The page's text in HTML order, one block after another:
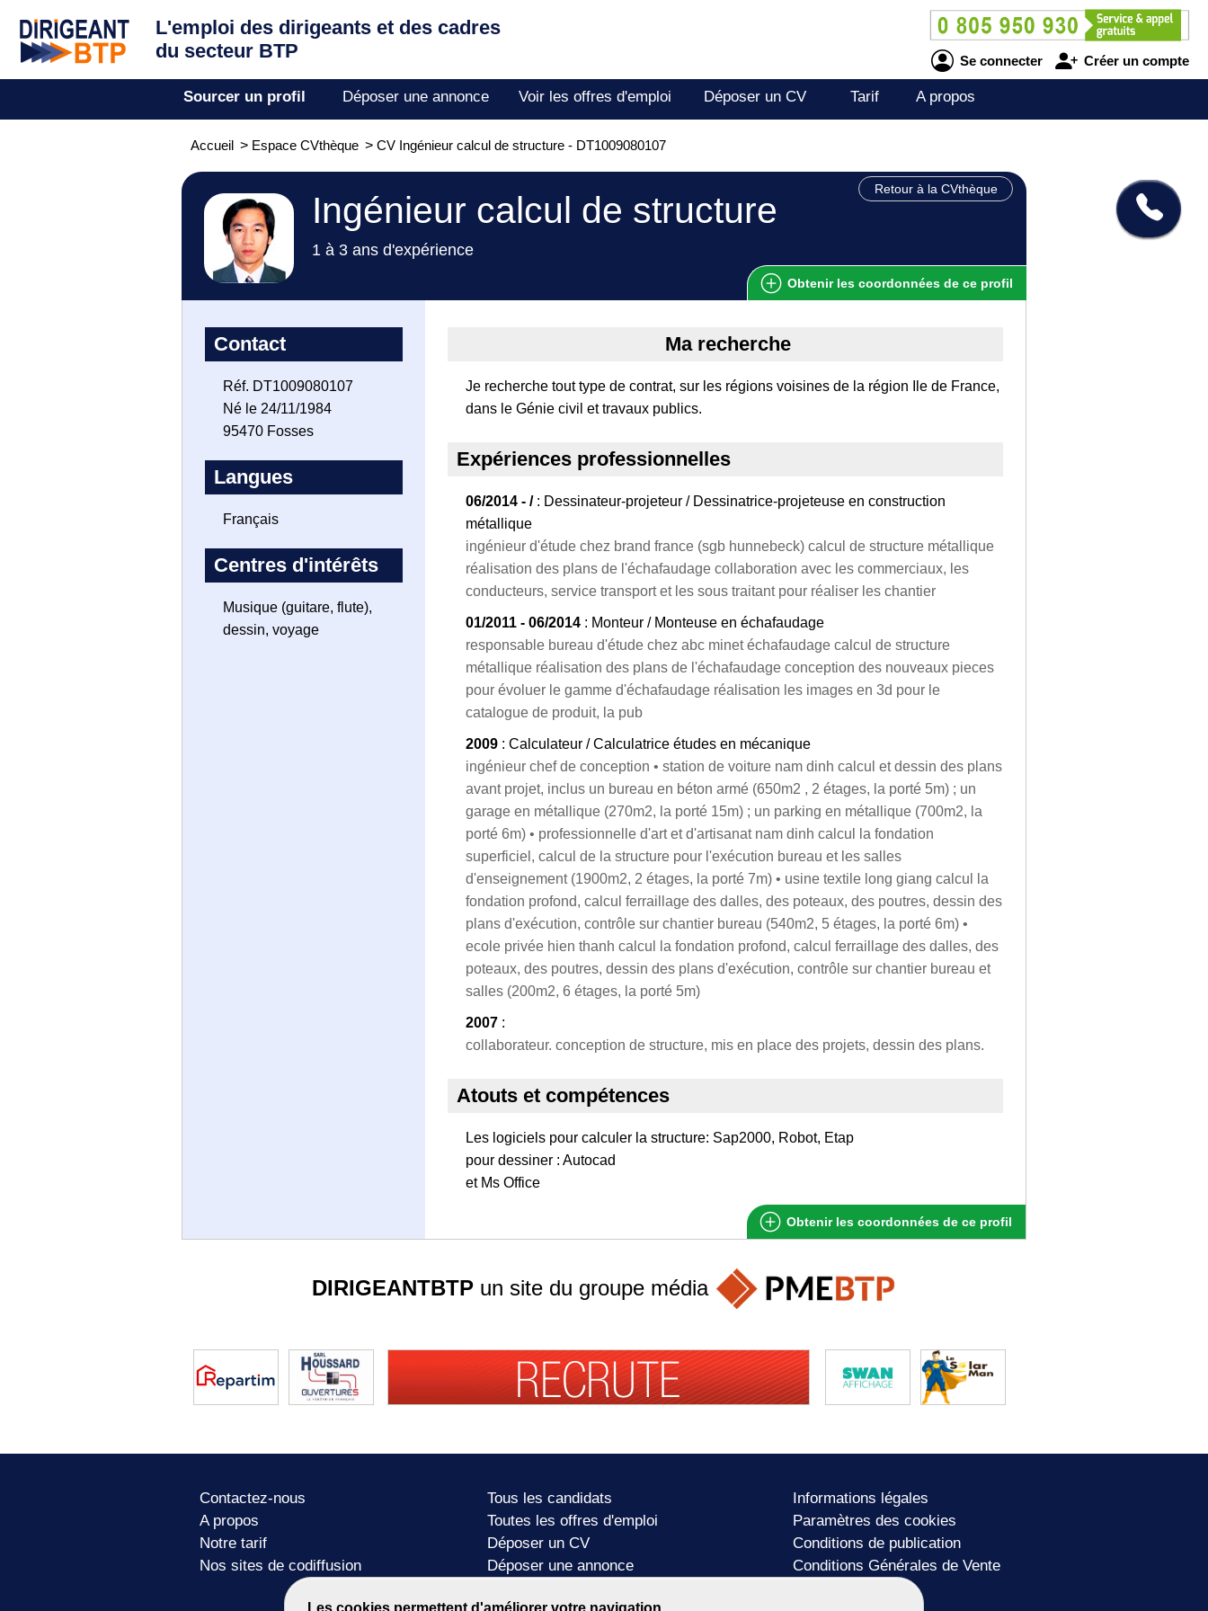
L'emploi des dirigeants et des cadres
du secteur BTP
Se connecter Créer un compte
Sourcer un profil Déposer une annonce Voir les offres d'emploi Déposer un CV Tarif A propos
Accueil > Espace CVthèque > CV Ingénieur calcul de structure - DT1009080107
Retour à la CVthèque
Ingénieur calcul de structure
1 à 3 ans d'expérience
Obtenir les coordonnées de ce profil
Contact
Réf. DT1009080107
Né le 24/11/1984
95470 Fosses
Langues
Français
Centres d'intérêts
Musique (guitare, flute),
dessin, voyage
Ma recherche
Je recherche tout type de contrat, sur les régions voisines de la région Ile de France,
dans le Génie civil et travaux publics.
Expériences professionnelles
06/2014 - /: Dessinateur-projeteur / Dessinatrice-projeteuse en construction
métallique
ingénieur d'étude chez brand france (sgb hunnebeck) calcul de structure métallique
réalisation des plans de l'échafaudage collaboration avec les commerciaux, les
conducteurs, service transport et les sous traitant pour réaliser les chantier
01/2011 - 06/2014 : Monteur / Monteuse en échafaudage
responsable bureau d'étude chez abc minet échafaudage calcul de structure
métallique réalisation des plans de l'échafaudage conception des nouveaux pieces
pour évoluer le gamme d'échafaudage réalisation les images en 3d pour le
catalogue de produit, la pub
2009 : Calculateur / Calculatrice études en mécanique
ingénieur chef de conception • station de voiture nam dinh calcul et dessin des plans
avant projet, inclus un bureau en béton armé (650m2 , 2 étages, la porté 5m) ; un
garage en métallique (270m2, la porté 15m) ; un parking en métallique (700m2, la
porté 6m) • professionnelle d'art et d'artisanat nam dinh calcul la fondation
superficiel, calcul de la structure pour l'exécution bureau et les salles
d'enseignement (1900m2, 2 étages, la porté 7m) • usine textile long giang calcul la
fondation profond, calcul ferraillage des dalles, des poteaux, des poutres, dessin des
plans d'exécution, contrôle sur chantier bureau (540m2, 5 étages, la porté 6m) •
ecole privée hien thanh calcul la fondation profond, calcul ferraillage des dalles, des
poteaux, des poutres, dessin des plans d'exécution, contrôle sur chantier bureau et
salles (200m2, 6 étages, la porté 5m)
2007 :
collaborateur. conception de structure, mis en place des projets, dessin des plans.
Atouts et compétences
Les logiciels pour calculer la structure: Sap2000, Robot, Etap
pour dessiner : Autocad
et Ms Office
Obtenir les coordonnées de ce profil
Les cookies permettent d'améliorer votre navigation
DIRIGEANTBTPun site du groupe média
Contactez-nous
A propos
Notre tarif
Nos sites de codiffusion
Tous les candidats
Toutes les offres d'emploi
Déposer un CV
Déposer une annonce
Informations légales
Paramètres des cookies
Conditions de publication
Conditions Générales de Vente